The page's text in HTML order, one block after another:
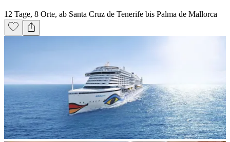
12 Tage, 8 Orte, ab Santa Cruz de Tenerife bis Palma de Mallorca